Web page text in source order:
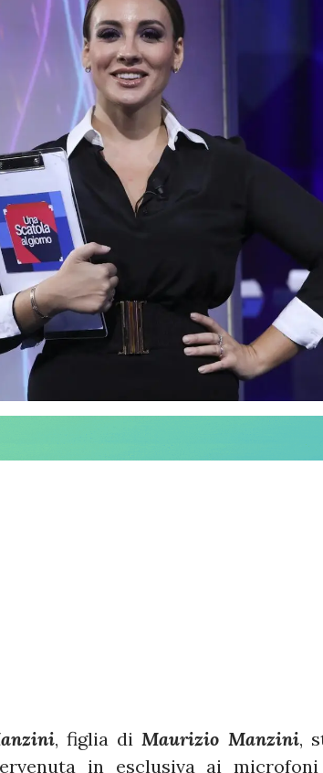
, figlia di Maurizio Manzini,
in esclusiva ai